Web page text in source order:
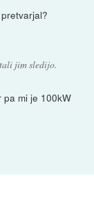
jim sledijo.
pa mi je 100kW